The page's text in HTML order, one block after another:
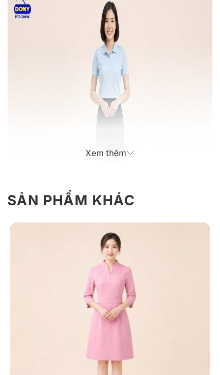
Mẫu chân váy bút chì đồng phục công sở
Giới Thiệu Chân Váy Bút Chì Đồng
Mẫu váy được DONY phát triển dựa trên nhu cầu của
các doanh nghiệp mong muốn một thiết kế chuẩn mực
Xem thêm
SẢN PHẨM KHÁC